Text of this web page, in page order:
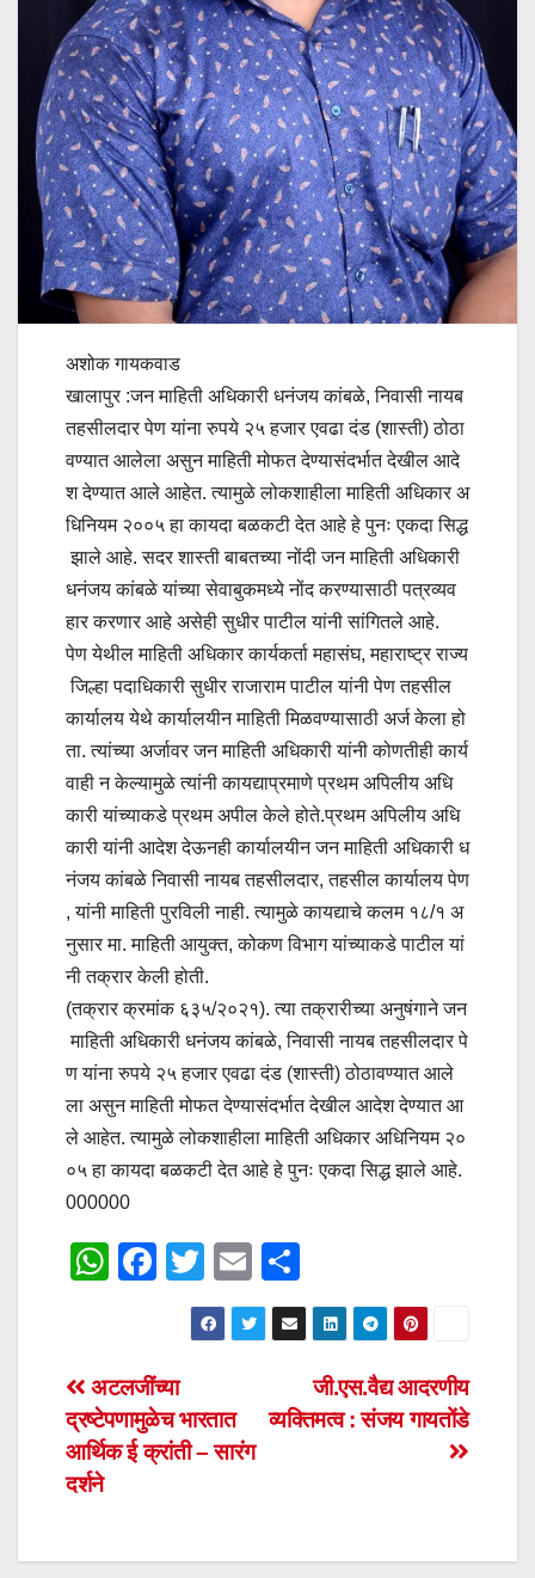
अशोक गायकवाड
खालापुर :जन माहिती अधिकारी धनंजय कांबळे, निवासी नायब
तहसीलदार पेण यांना रुपये २५ हजार एवढा दंड (शास्ती) ठोठा
वण्यात आलेला असुन माहिती मोफत देण्यासंदर्भात देखील आदे
श देण्यात आले आहेत. त्यामुळे लोकशाहीला माहिती अधिकार अ
धिनियम २००५ हा कायदा बळकटी देत आहे हे पुनः एकदा सिद्ध
झाले आहे. सदर शास्ती बाबतच्या नोंदी जन माहिती अधिकारी
धनंजय कांबळे यांच्या सेवाबुकमध्ये नोंद करण्यासाठी पत्रव्यव
हार करणार आहे असेही सुधीर पाटील यांनी सांगितले आहे.
पेण येथील माहिती अधिकार कार्यकर्ता महासंघ, महाराष्ट्र राज्य
जिल्हा पदाधिकारी सुधीर राजाराम पाटील यांनी पेण तहसील
कार्यालय येथे कार्यालयीन माहिती मिळवण्यासाठी अर्ज केला हो
ता. त्यांच्या अर्जावर जन माहिती अधिकारी यांनी कोणतीही कार्य
वाही न केल्यामुळे त्यांनी कायद्याप्रमाणे प्रथम अपिलीय अधि
कारी यांच्याकडे प्रथम अपील केले होते.प्रथम अपिलीय अधि
कारी यांनी आदेश देऊनही कार्यालयीन जन माहिती अधिकारी ध
नंजय कांबळे निवासी नायब तहसीलदार, तहसील कार्यालय पेण
, यांनी माहिती पुरविली नाही. त्यामुळे कायद्याचे कलम १८/१ अ
नुसार मा. माहिती आयुक्त, कोकण विभाग यांच्याकडे पाटील यां
नी तक्रार केली होती.
(तक्रार क्रमांक ६३५/२०२१). त्या तक्रारीच्या अनुषंगाने जन
माहिती अधिकारी धनंजय कांबळे, निवासी नायब तहसीलदार पे
ण यांना रुपये २५ हजार एवढा दंड (शास्ती) ठोठावण्यात आले
ला असुन माहिती मोफत देण्यासंदर्भात देखील आदेश देण्यात आ
ले आहेत. त्यामुळे लोकशाहीला माहिती अधिकार अधिनियम २०
०५ हा कायदा बळकटी देत आहे हे पुनः एकदा सिद्ध झाले आहे.
000000
W
s
A
p
F
e
b
o
T
wi
tt
E
m
ail
h
ar
e
Post
navigation
जी.एस.वैद्य आदरणीय
व्यक्तिमत्व : संजय गायतोंडे
अटलजींच्या
द्रष्टेपणामुळेच भारतात
आर्थिक ई क्रांती – सारंग
दर्शने